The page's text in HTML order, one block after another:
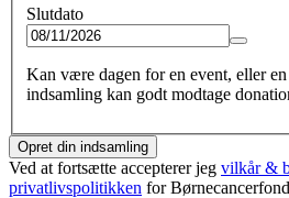
Slutdato
Kan være dagen for en event, eller
indsamling kan godt modtage
Opret din indsamling
Ved at fortsætte accepterer jeg vilkår &
privatlivspolitikken for